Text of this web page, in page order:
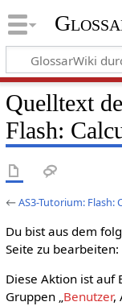
Quelltext
Flash:
←AS3-Tutorium: Flash:
Du bist aus dem
Seite zu bearbeiten:
Diese Aktion ist auf
Gruppen „Benutzer,